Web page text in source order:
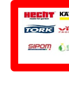
Перейти